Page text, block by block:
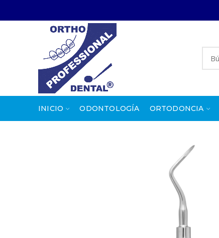
INICIO ODONTOLOGÍA ORTODONCIA